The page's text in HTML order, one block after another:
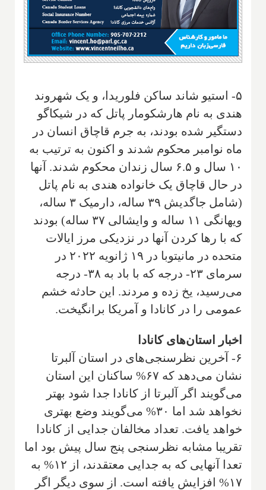
۵- استیو شاند ساکن فلوریدا، و یک شهروند
هندی به نام هارشکومار پاتل که در شیکاگو
دستگیر شده بودند، به جرم قاچاق انسان در
ماه نوامبر محکوم شدند و اکنون به ترتیب به
۱۰ سال و ۶.۵ سال زندان محکوم شدند. آنها
در حال قاچاق یک خانواده هندی به نام پاتل
(شامل جاگدیش ۳۹ ساله، دارمیک ۳ ساله،
ویهانگی ۱۱ ساله و وایشالی ۳۷ ساله) بودند
که با رها کردن آنها در نزدیکی مرز ایالات
متحده در مانیتوبا در ۱۹ ژانویه ۲۰۲۲ در
سرمای ۲۳- درجه که با باد به ۳۸- درجه
می‌رسید، یخ زده و مردند. این حادثه خشم
عمومی را در کانادا و آمریکا برانگیخت.
اخبار استان‌های کانادا
۶- آخرین نظرسنجی‌های در استان آلبرتا
نشان می‌دهد که ۶۷% ساکنان این استان
می‌گویند اگر آلبرتا از کانادا جدا شود بهتر
نخواهد شد اما ۳۰% می‌گویند وضع بهتری
خواهد یافت. تعداد مخالفان جدایی از کانادا
تقریبا مشابه نظرسنجی پنج سال پیش بود اما
تعدا آنهایی که به جدایی معتقدند، از ۱۲% به
۱۷% افزایش یافته است. از سوی دیگر اگر